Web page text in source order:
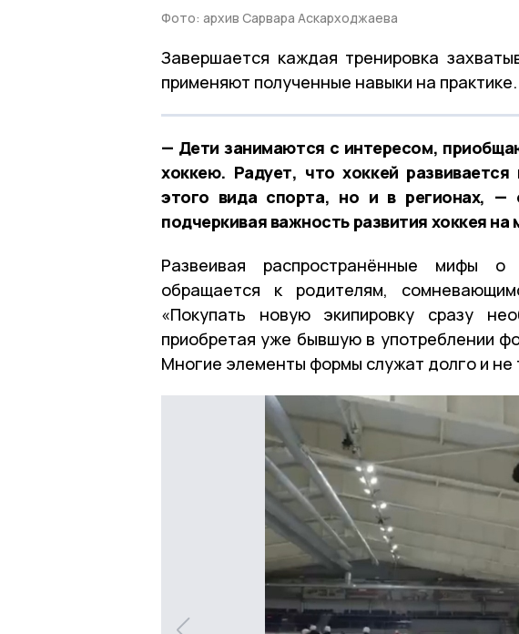
Фото: архив Сарвара Аскарходжаева
Завершается каждая тренировка
применяют полученные навыки на практике.
— Дети занимаются с интересом,
хоккею. Радует, что хоккей
этого вида спорта, но и в регионах, —
подчеркивая важность развития хоккея на
Развеивая распространённые мифы о
обращается к родителям,
«Покупать новую экипировку сразу
приобретая уже бывшую в употреблении
Многие элементы формы служат долго и